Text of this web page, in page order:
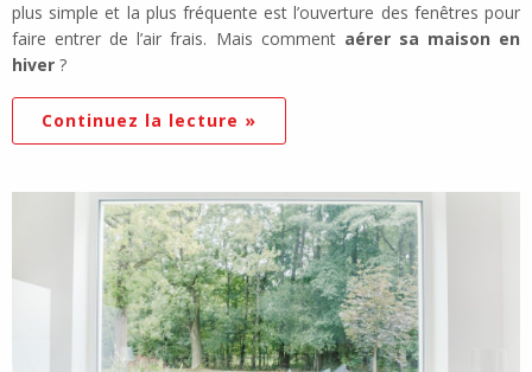
plus simple et la plus fréquente est l’ouverture des fenêtres pour
faire entrer de l’air frais. Mais comment aérer sa maison en
hiver ?
Continuez la lecture »